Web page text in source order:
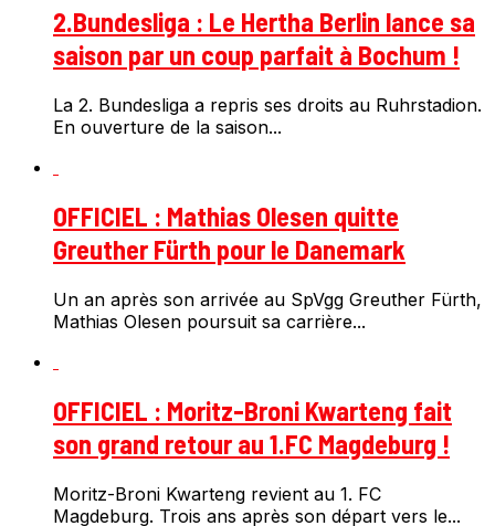
2.Bundesliga : Le Hertha Berlin lance sa
saison par un coup parfait à Bochum !
La 2. Bundesliga a repris ses droits au Ruhrstadion.
En ouverture de la saison...
OFFICIEL : Mathias Olesen quitte
Greuther Fürth pour le Danemark
Un an après son arrivée au SpVgg Greuther Fürth,
Mathias Olesen poursuit sa carrière...
OFFICIEL : Moritz-Broni Kwarteng fait
son grand retour au 1.FC Magdeburg !
Moritz-Broni Kwarteng revient au 1. FC
Magdeburg. Trois ans après son départ vers le...